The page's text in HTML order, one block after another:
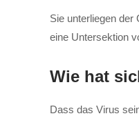
Sie unterliegen der
eine Untersektion
Wie hat
Dass das Virus